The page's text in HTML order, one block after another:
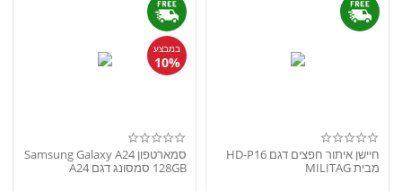
חיישן איתור חפצים דגם HD-P16
מבית MILITAG
במבצע
10%
סמארטפון Samsung Galaxy A24
128GB סמסונג דגם A24